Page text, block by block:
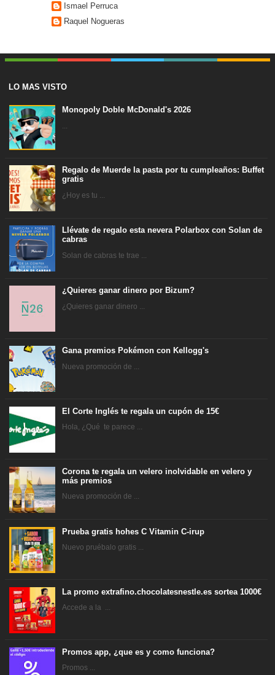
Ismael Perruca
Raquel Nogueras
LO MAS VISTO
Monopoly Doble McDonald's 2026
Regalo de Muerde la pasta por tu cumpleaños: Buffet
gratis
¿Hoy es tu ...
Llévate de regalo esta nevera Polarbox con Solan de
cabras
Solan de cabras te trae ...
¿Quieres ganar dinero por Bizum?
¿Quieres ganar dinero ...
Gana premios Pokémon con Kellogg's
Nueva promoción de ...
El Corte Inglés te regala un cupón de 15€
Hola, ¿Qué te parece ...
Corona te regala un velero inolvidable en velero y
más premios
Nueva promoción de ...
Prueba gratis hohes C Vitamin C-irup
Nuevo pruébalo gratis ...
La promo extrafino.chocolatesnestle.es sortea 1000€
Accede a la ...
Promos app, ¿que es y como funciona?
Promos ...